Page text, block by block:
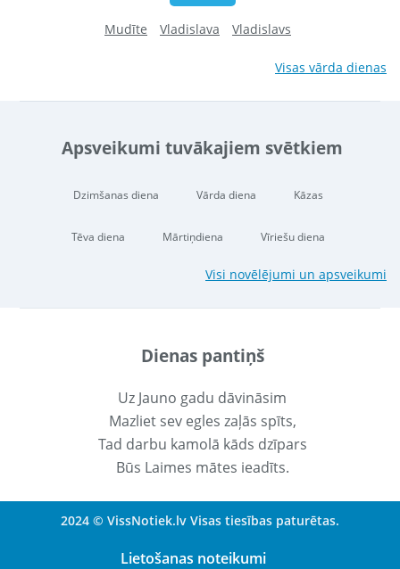
Mudīte Vladislava Vladislavs
Visas vārda dienas
Apsveikumi tuvākajiem svētkiem
Dzimšanas diena Vārda diena Kāzas
Tēva diena Mārtiņdiena Vīriešu diena
Visi novēlējumi un apsveikumi
Dienas pantiņš
Uz Jauno gadu dāvināsim
Mazliet sev egles zaļās spīts,
Tad darbu kamolā kāds dzīpars
Būs Laimes mātes ieadīts.
2024 © VissNotiek.lv Visas tiesības paturētas.
Lietošanas noteikumi